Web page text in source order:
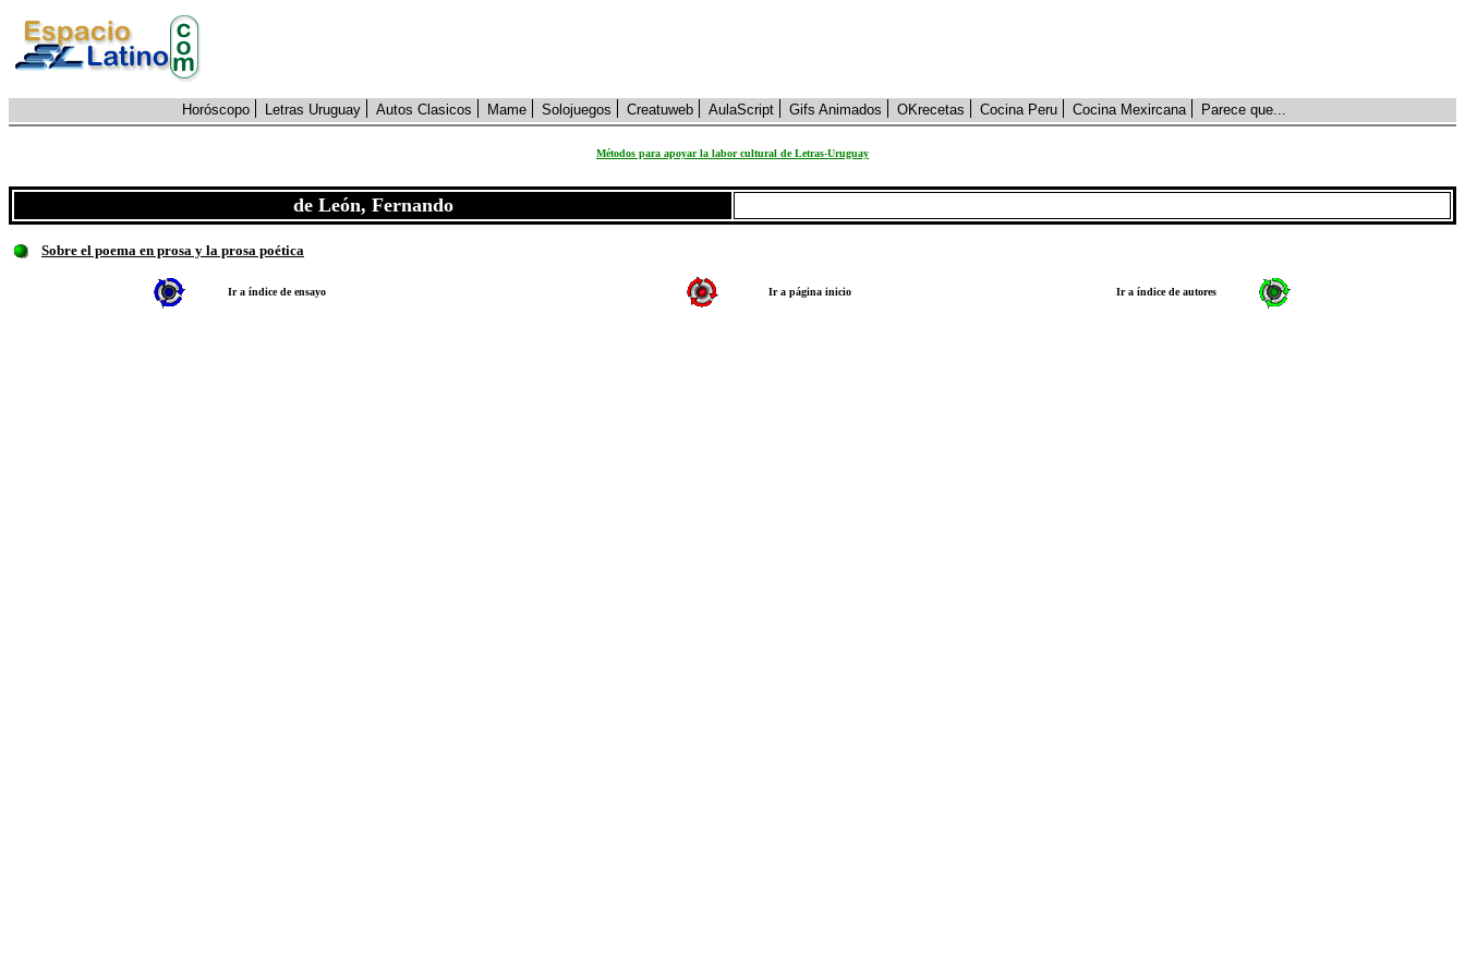
Horóscopo Letras Uruguay Autos Clasicos Mame Solojuegos Creatuweb AulaScript Gifs Animados OKrecetas Cocina Peru Cocina Mexircana Parece que...
Métodos para apoyar la labor cultural de Letras-Uruguay
de León, Fernando
Sobre el poema en prosa y la prosa poética
Ir a índice de ensayo Ir a página inicio Ir a índice de autores